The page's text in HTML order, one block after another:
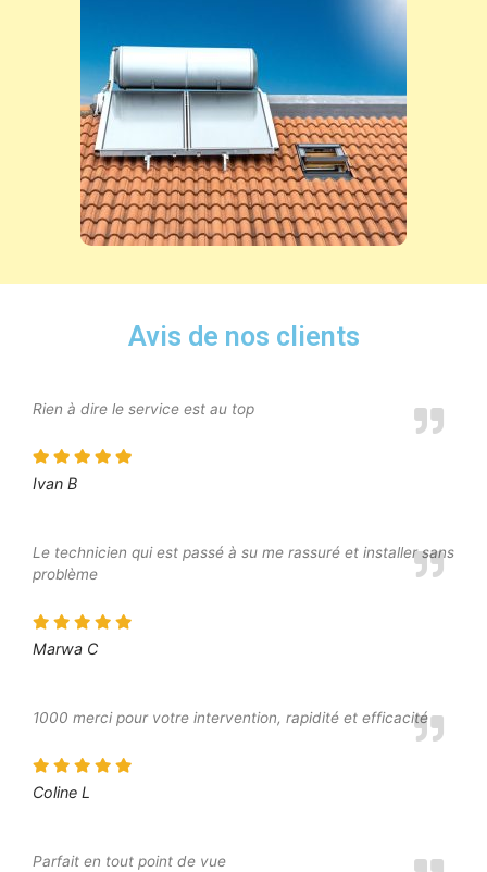
Avis de nos clients
Rien à dire le service est au top
Ivan B
Le technicien qui est passé à su me rassuré et installer sans
problème
Marwa C
1000 merci pour votre intervention, rapidité et efficacité
Coline L
Parfait en tout point de vue